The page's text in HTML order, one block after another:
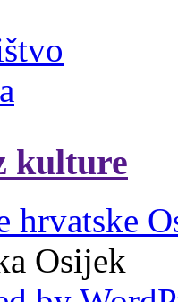
kulture
hrvatske
Osijek